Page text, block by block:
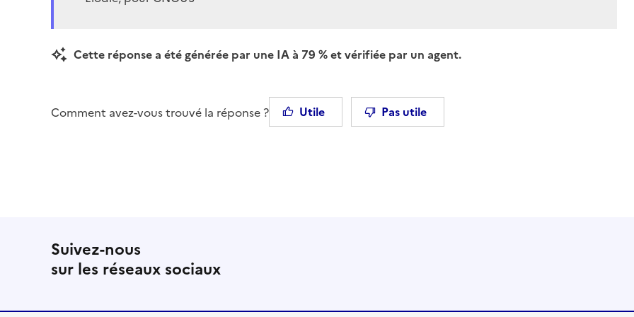
Cette réponse a été générée par une IA à 79 % et vérifiée par un agent.
Comment avez-vous trouvé la réponse ? Utile Pas utile
Suivez-nous
sur les réseaux sociaux